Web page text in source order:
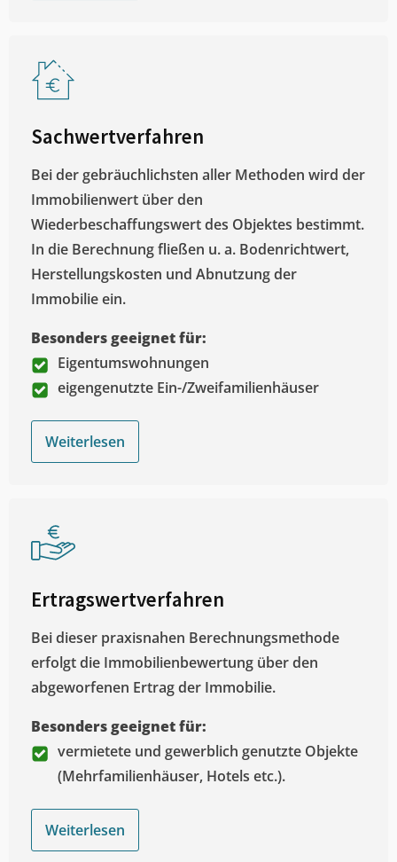
Sachwertverfahren
Bei der gebräuchlichsten aller Methoden wird der
Immobilienwert über den
Wiederbeschaffungswert des Objektes bestimmt.
In die Berechnung fließen u. a. Bodenrichtwert,
Herstellungskosten und Abnutzung der
Immobilie ein.
Besonders geeignet für:
Eigentumswohnungen
eigengenutzte Ein-/Zweifamilienhäuser
Weiterlesen
Ertragswertverfahren
Bei dieser praxisnahen Berechnungsmethode
erfolgt die Immobilienbewertung über den
abgeworfenen Ertrag der Immobilie.
Besonders geeignet für:
vermietete und gewerblich genutzte Objekte
(Mehrfamilienhäuser, Hotels etc.).
Weiterlesen